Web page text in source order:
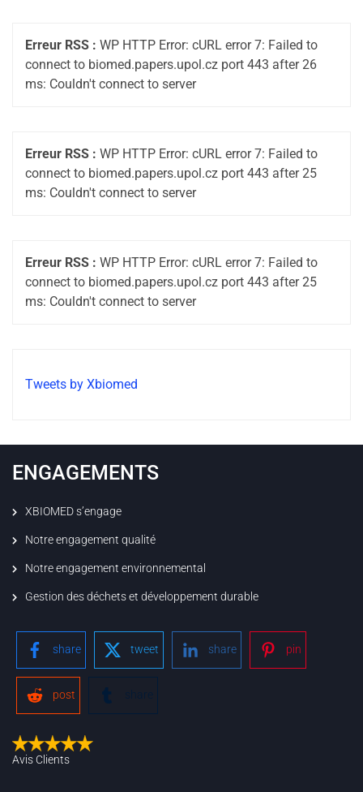
Erreur RSS : WP HTTP Error: cURL error 7: Failed to
connect to biomed.papers.upol.cz port 443 after 26
ms: Couldn't connect to server
Erreur RSS : WP HTTP Error: cURL error 7: Failed to
connect to biomed.papers.upol.cz port 443 after 25
ms: Couldn't connect to server
Erreur RSS : WP HTTP Error: cURL error 7: Failed to
connect to biomed.papers.upol.cz port 443 after 25
ms: Couldn't connect to server
Tweets by Xbiomed
ENGAGEMENTS
XBIOMED s’engage
Notre engagement qualité
Notre engagement environnemental
Gestion des déchets et développement durable
share tweet share pin
post share
Avis Clients